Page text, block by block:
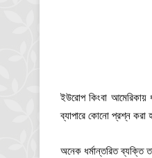
ইউরোপ কিংবা আমেরিকায়
ব্যাপারে কোনো প্রশ্ন করা
অনেক ধর্মান্তরিত ব্যক্তি